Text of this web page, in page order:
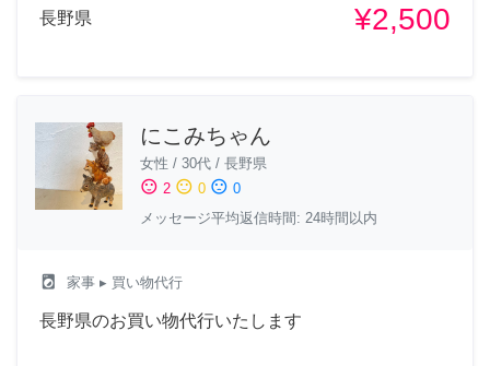
長野県 ¥2,500
にこみちゃん
女性 / 30代 / 長野県
sentiment_satisfied 2 sentiment_neutral 0 sentiment_dissatisfied 0
メッセージ平均返信時間: 24時間以内
local_laundry_service 家事 ▸ 買い物代行
長野県のお買い物代行いたします